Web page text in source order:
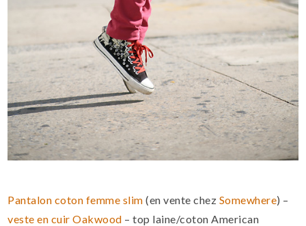
Pantalon coton femme slim (en vente chez Somewhere) –
veste en cuir Oakwood – top laine/coton American